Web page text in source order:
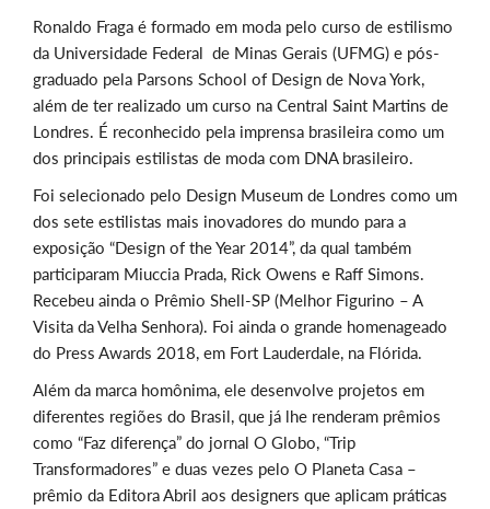
Ronaldo Fraga é formado em moda pelo curso de estilismo
da Universidade Federal de Minas Gerais (UFMG) e pós-
graduado pela Parsons School of Design de Nova York,
além de ter realizado um curso na Central Saint Martins de
Londres. É reconhecido pela imprensa brasileira como um
dos principais estilistas de moda com DNA brasileiro.
Foi selecionado pelo Design Museum de Londres como um
dos sete estilistas mais inovadores do mundo para a
exposição “Design of the Year 2014”, da qual também
participaram Miuccia Prada, Rick Owens e Raff Simons.
Recebeu ainda o Prêmio Shell-SP (Melhor Figurino – A
Visita da Velha Senhora). Foi ainda o grande homenageado
do Press Awards 2018, em Fort Lauderdale, na Flórida.
Além da marca homônima, ele desenvolve projetos em
diferentes regiões do Brasil, que já lhe renderam prêmios
como “Faz diferença” do jornal O Globo, “Trip
Transformadores” e duas vezes pelo O Planeta Casa –
prêmio da Editora Abril aos designers que aplicam práticas